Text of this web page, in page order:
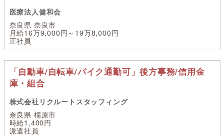
医療法人健和会
奈良県 奈良市
月給16万9,000円～19万8,000円
正社員
「自動車/自転車/バイク通勤可」後方事務/信用金
庫・組合
株式会社リクルートスタッフィング
奈良県 橿原市
時給1,400円
派遣社員